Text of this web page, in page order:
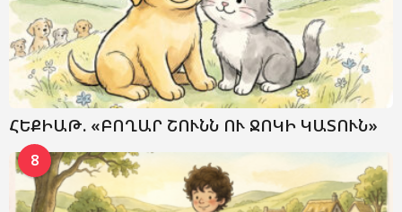
ՀԵՔԻԱԹ. «ԲՈՂԱՐ ՇՈՒՆՆ ՈՒ ՋՈԿԻ ԿԱՏՈՒՆ»
8